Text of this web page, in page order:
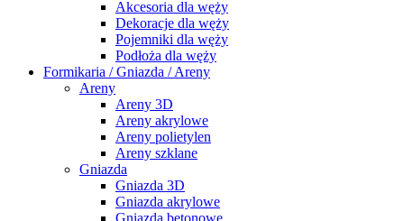
Akcesoria dla węży
Dekoracje dla węży
Pojemniki dla węży
Podłoża dla węży
Formikaria / Gniazda / Areny
Areny
Areny 3D
Areny akrylowe
Areny polietylen
Areny szklane
Gniazda
Gniazda 3D
Gniazda akrylowe